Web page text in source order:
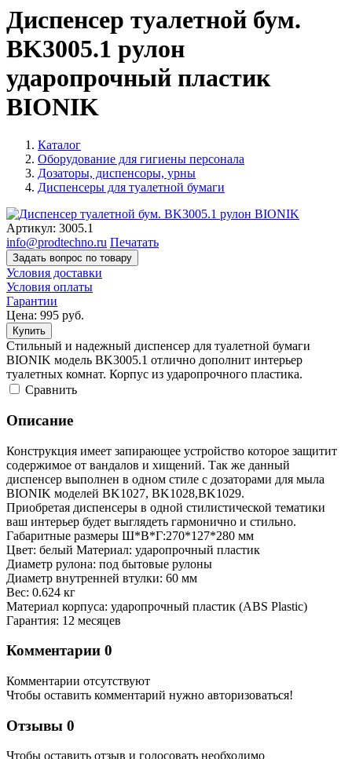
Диспенсер туалетной бум.
BK3005.1 рулон
ударопрочный пластик
BIONIK
Каталог
Оборудование для гигиены персонала
Дозаторы, диспенсоры, урны
Диспенсеры для туалетной бумаги
Артикул: 3005.1
info@prodtechno.ru Печатать
Задать вопрос по товару
Условия доставки
Условия оплаты
Гарантии
Цена: 995 руб.
Купить
Стильный и надежный диспенсер для туалетной бумаги
BIONIK модель BK3005.1 отлично дополнит интерьер
туалетных комнат. Корпус из ударопрочного пластика.
Cравнить
Описание
Конструкция имеет запирающее устройство которое защитит
содержимое от вандалов и хищений. Так же данный
диспенсер выполнен в одном стиле с дозаторами для мыла
BIONIK моделей BK1027, BK1028,BK1029.
Приобретая диспенсеры в одной стилистической тематики
ваш интерьер будет выглядеть гармонично и стильно.
Габаритные размеры Ш*B*Г:270*127*280 мм
Цвет: белый Материал: ударопрочный пластик
Диаметр рулона: под бытовые рулоны
Диаметр внутренней втулки: 60 мм
Вес: 0.624 кг
Материал корпуса: ударопрочный пластик (ABS Plastic)
Гарантия: 12 месяцев
Комментарии 0
Комментарии отсутствуют
Чтобы оставить комментарий нужно авторизоваться!
Отзывы 0
Чтобы оcтавить отзыв и голосовать необходимо